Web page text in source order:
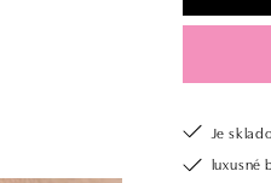
Je
luxusné